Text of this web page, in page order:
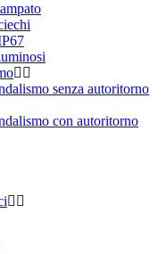
senza autoritorno
con autoritorno